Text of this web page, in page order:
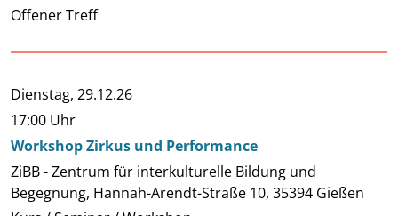
Offener Treff
Dienstag, 29.12.26
17:00 Uhr
Workshop Zirkus und Performance
ZiBB - Zentrum für interkulturelle Bildung und
Begegnung, Hannah-Arendt-Straße 10, 35394 Gießen